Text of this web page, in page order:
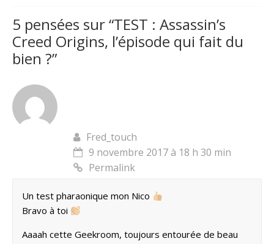
5 pensées sur “TEST : Assassin’s
Creed Origins, l’épisode qui fait du
bien ?”
Fred_touch
9 novembre 2017 à 18 h 30 min
Permalink
Un test pharaonique mon Nico
Bravo à toi
Aaaah cette Geekroom, toujours entourée de beau